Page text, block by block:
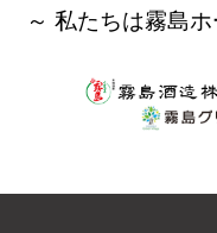
～ 私たちは霧島